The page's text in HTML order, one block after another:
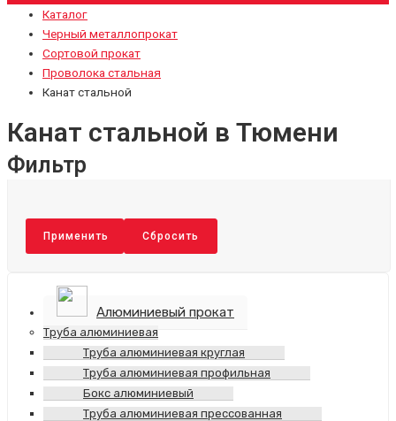
Каталог
Черный металлопрокат
Сортовой прокат
Проволока стальная
Канат стальной
Канат стальной в Тюмени
Фильтр
Применить Сбросить
Алюминиевый прокат
Труба алюминиевая
Труба алюминиевая круглая
Труба алюминиевая профильная
Бокс алюминиевый
Труба алюминиевая прессованная